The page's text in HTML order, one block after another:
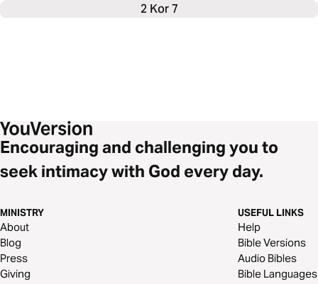
2 Kor 7
Encouraging and challenging you to
seek intimacy with God every day.
MINISTRY
About
Blog
Press
Giving
USEFUL LINKS
Help
Bible Versions
Audio Bibles
Bible Languages